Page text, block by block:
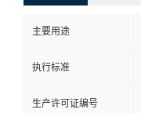
主要用途
执行标准
生产许可证编号